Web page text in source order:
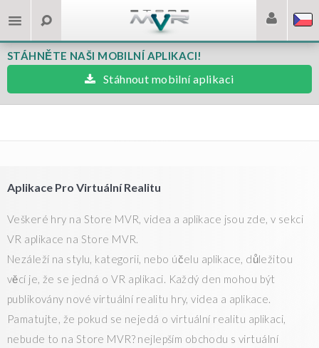
STÁHNĚTE NAŠI MOBILNÍ APLIKACI!
Stáhnout mobilní aplikaci
Aplikace Pro Virtuální Realitu
Veškeré hry na Store MVR, videa a aplikace jsou zde, v sekci
VR aplikace na Store MVR.
Nezáleží na stylu, kategorii, nebo účelu aplikace, důležitou
věcí je, že se jedná o VR aplikaci. Každý den mohou být
publikovány nové virtuální realitu hry, videa a aplikace.
Pamatujte, že pokud se nejedá o virtuální realitu aplikaci,
nebude to na Store MVR? nejlepším obchodu s virtuální